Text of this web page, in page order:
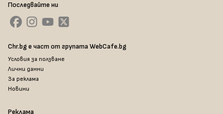
Последвайте ни
Chr.bg е част от групата WebCafe.bg
Условия за ползване
Лични данни
За реклама
Новини
Реклама